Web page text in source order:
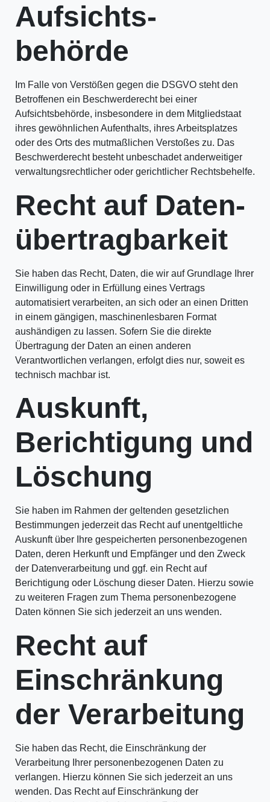
Aufsichts­
behörde
Im Falle von Verstößen gegen die DSGVO steht den
Betroffenen ein Beschwerderecht bei einer
Aufsichtsbehörde, insbesondere in dem Mitgliedstaat
ihres gewöhnlichen Aufenthalts, ihres Arbeitsplatzes
oder des Orts des mutmaßlichen Verstoßes zu. Das
Beschwerderecht besteht unbeschadet anderweitiger
verwaltungsrechtlicher oder gerichtlicher Rechtsbehelfe.
Recht auf Daten­
übertrag­barkeit
Sie haben das Recht, Daten, die wir auf Grundlage Ihrer
Einwilligung oder in Erfüllung eines Vertrags
automatisiert verarbeiten, an sich oder an einen Dritten
in einem gängigen, maschinenlesbaren Format
aushändigen zu lassen. Sofern Sie die direkte
Übertragung der Daten an einen anderen
Verantwortlichen verlangen, erfolgt dies nur, soweit es
technisch machbar ist.
Auskunft,
Berichtigung und
Löschung
Sie haben im Rahmen der geltenden gesetzlichen
Bestimmungen jederzeit das Recht auf unentgeltliche
Auskunft über Ihre gespeicherten personenbezogenen
Daten, deren Herkunft und Empfänger und den Zweck
der Datenverarbeitung und ggf. ein Recht auf
Berichtigung oder Löschung dieser Daten. Hierzu sowie
zu weiteren Fragen zum Thema personenbezogene
Daten können Sie sich jederzeit an uns wenden.
Recht auf
Einschränkung
der Verarbeitung
Sie haben das Recht, die Einschränkung der
Verarbeitung Ihrer personenbezogenen Daten zu
verlangen. Hierzu können Sie sich jederzeit an uns
wenden. Das Recht auf Einschränkung der